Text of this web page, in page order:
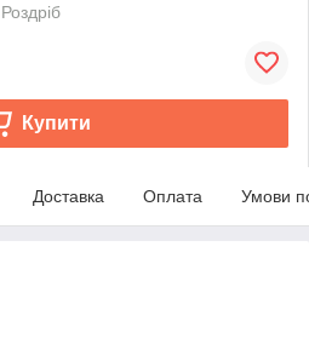
Роздріб
Купити
Доставка Оплата Умови